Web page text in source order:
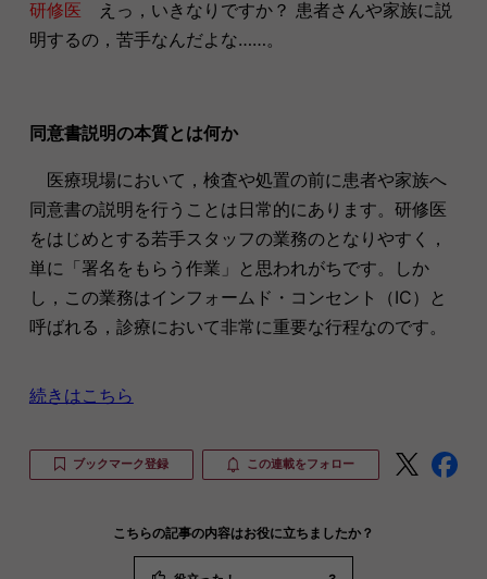
研修医 えっ，いきなりですか？ 患者さんや家族に説
明するの，苦手なんだよな……。
同意書説明の本質とは何か
医療現場において，検査や処置の前に患者や家族へ
同意書の説明を行うことは日常的にあります。研修医
をはじめとする若手スタッフの業務のとなりやすく，
単に「署名をもらう作業」と思われがちです。しか
し，この業務はインフォームド・コンセント（IC）と
呼ばれる，診療において非常に重要な行程なのです。
続きはこちら
ブックマーク登録 この連載をフォロー
こちらの記事の内容はお役に立ちましたか？